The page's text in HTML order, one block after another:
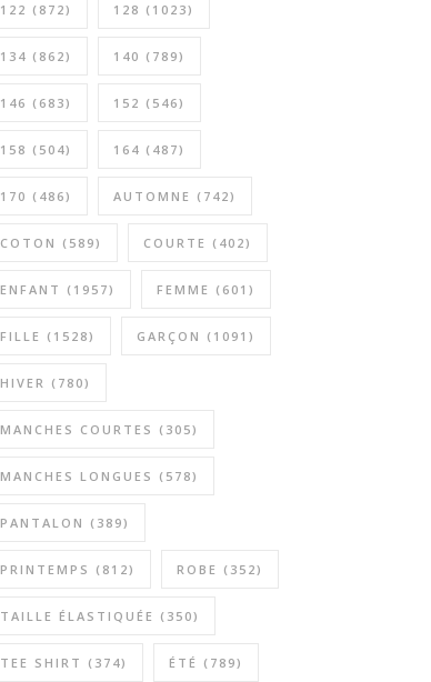
122 (872) 128 (1023)
134 (862) 140 (789)
146 (683) 152 (546)
158 (504) 164 (487)
170 (486) AUTOMNE (742)
COTON (589) COURTE (402)
ENFANT (1957) FEMME (601)
FILLE (1528) GARÇON (1091)
HIVER (780)
MANCHES COURTES (305)
MANCHES LONGUES (578)
PANTALON (389)
PRINTEMPS (812) ROBE (352)
TAILLE ÉLASTIQUÉE (350)
TEE SHIRT (374) ÉTÉ (789)